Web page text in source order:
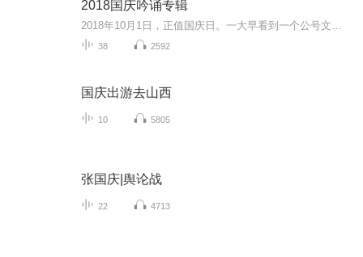
2018国庆吟诵专辑
38 2592
国庆出游去山西
10 5805
张国庆|舆论战
22 4713